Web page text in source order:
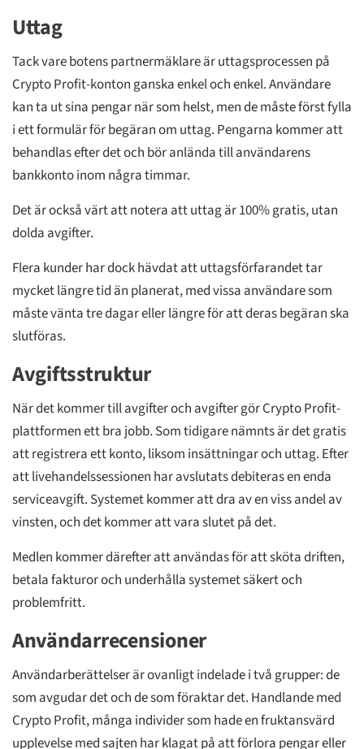
Uttag
Tack vare botens partnermäklare är uttagsprocessen på
Crypto Profit-konton ganska enkel och enkel. Användare
kan ta ut sina pengar när som helst, men de måste först fylla
i ett formulär för begäran om uttag. Pengarna kommer att
behandlas efter det och bör anlända till användarens
bankkonto inom några timmar.
Det är också värt att notera att uttag är 100% gratis, utan
dolda avgifter.
Flera kunder har dock hävdat att uttagsförfarandet tar
mycket längre tid än planerat, med vissa användare som
måste vänta tre dagar eller längre för att deras begäran ska
slutföras.
Avgiftsstruktur
När det kommer till avgifter och avgifter gör Crypto Profit-
plattformen ett bra jobb. Som tidigare nämnts är det gratis
att registrera ett konto, liksom insättningar och uttag. Efter
att livehandelssessionen har avslutats debiteras en enda
serviceavgift. Systemet kommer att dra av en viss andel av
vinsten, och det kommer att vara slutet på det.
Medlen kommer därefter att användas för att sköta driften,
betala fakturor och underhålla systemet säkert och
problemfritt.
Användarrecensioner
Användarberättelser är ovanligt indelade i två grupper: de
som avgudar det och de som föraktar det. Handlande med
Crypto Profit, många individer som hade en fruktansvärd
upplevelse med sajten har klagat på att förlora pengar eller